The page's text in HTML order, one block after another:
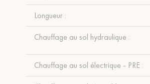
Longueur :
Chauffage au sol hydraulique :
Chauffage au sol électrique - PRE :